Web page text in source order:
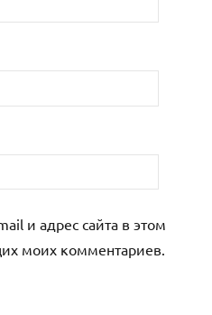
и адрес сайта в этом
моих комментариев.